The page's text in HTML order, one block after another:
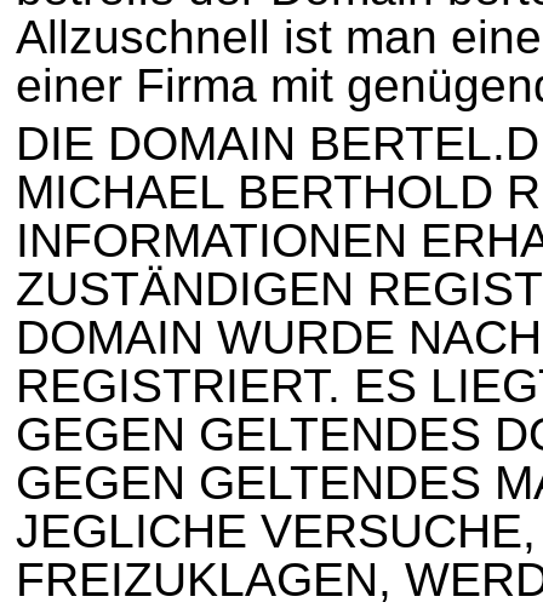
Allzuschnell ist man
einer Firma mit
DIE DOMAIN
MICHAEL BERTHOLD
INFORMATIONEN
ZUSTÄNDIGEN
DOMAIN WURDE
REGISTRIERT. ES
GEGEN GELTENDES
GEGEN GELTENDES
JEGLICHE
FREIZUKLAGEN,